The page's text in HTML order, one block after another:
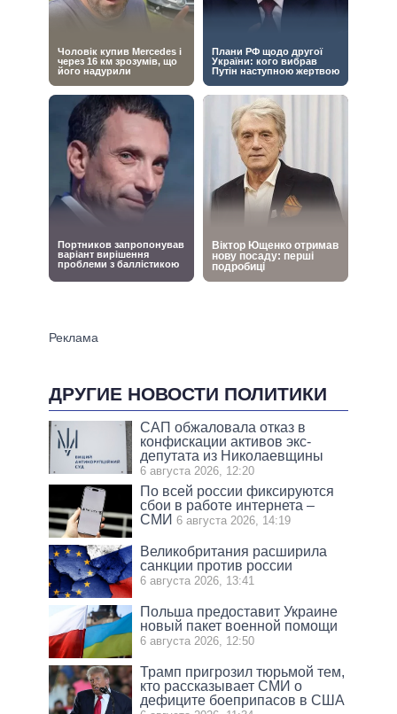
ДРУГИЕ НОВОСТИ ПОЛИТИКИ
САП обжаловала отказ в
конфискации активов экс-
депутата из Николаевщины
6 августа 2026, 12:20
По всей россии фиксируются
сбои в работе интернета –
СМИ 6 августа 2026, 14:19
Великобритания расширила
санкции против россии
6 августа 2026, 13:41
Польша предоставит Украине
новый пакет военной помощи
6 августа 2026, 12:50
Трамп пригрозил тюрьмой тем,
кто рассказывает СМИ о
дефиците боеприпасов в США